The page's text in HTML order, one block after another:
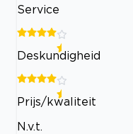
Service
Deskundigheid
Prijs/kwaliteit
N.v.t.